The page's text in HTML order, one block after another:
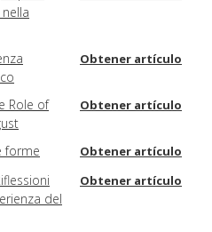
Obtener artículo
Role of
Obtener artículo
forme Obtener artículo
del
Obtener artículo